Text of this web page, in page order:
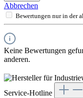
Abbrechen
Bewertungen nur in der
Keine Bewertungen
anderen.
Service-Hotline